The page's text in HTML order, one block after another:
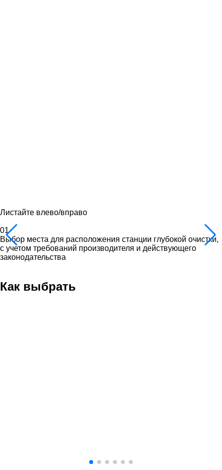
Листайте влево/вправо
01
Выбор места для расположения станции глубокой очистки,
с учетом требований производителя и действующего
законодательства
Как выбрать